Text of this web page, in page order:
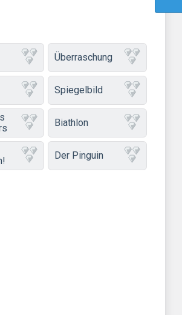
Überraschung
Spiegelbild
Biathlon
Der Pinguin